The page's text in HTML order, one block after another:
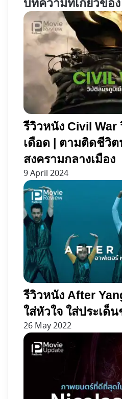
ที่
พา
ขำ
เรื่อง
บทความที่เกี่ยวข้อง
รีวิวหนัง Civil War
เดือด | ตามติดชีวิ
สงครามกลางเมือง
9 April 2024
รีวิวหนัง After
ใส่หัวใจ ใส่ประเด็
26 May 2022